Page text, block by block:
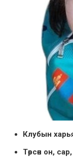
Клубын
Төрсөн он, сар,